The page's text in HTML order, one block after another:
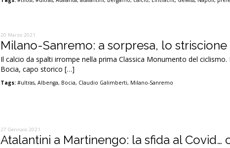
20 Marzo 2021
Milano-Sanremo: a sorpresa, lo
Il calcio da spalti irrompe nella prima Classica Monumento del
Bocia, capo storico […]
Tags: #ultras,Albenga, Bocia, Claudio Galimberti, Milano-Sanremo
27 Gennaio 2021
Atalantini a Martinengo: la sfida al Covid…